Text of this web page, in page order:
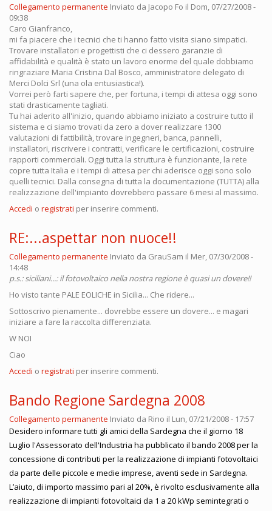
Collegamento permanente Inviato da Jacopo Fo il Dom, 07/27/2008 -
09:38
Caro Gianfranco,
mi fa piacere che i tecnici che ti hanno fatto visita siano simpatici.
Trovare installatori e progettisti che ci dessero garanzie di
affidabilità e qualità è stato un lavoro enorme del quale dobbiamo
ringraziare Maria Cristina Dal Bosco, amministratore delegato di
Merci Dolci Srl (una ola entusiastica!).
Vorrei però farti sapere che, per fortuna, i tempi di attesa oggi sono
stati drasticamente tagliati.
Tu hai aderito all'inizio, quando abbiamo iniziato a costruire tutto il
sistema e ci siamo trovati da zero a dover realizzare 1300
valutazioni di fattibilità, trovare ingegneri, banca, pannelli,
installatori, riscrivere i contratti, verificare le certificazioni, costruire
rapporti commerciali. Oggi tutta la struttura è funzionante, la rete
copre tutta Italia e i tempi di attesa per chi aderisce oggi sono solo
quelli tecnici. Dalla consegna di tutta la documentazione (TUTTA) alla
realizzazione dell'impianto dovrebbero passare 6 mesi al massimo.
Accedi o registrati per inserire commenti.
RE:...aspettar non nuoce!!
Collegamento permanente Inviato da GrauSam il Mer, 07/30/2008 -
14:48
p.s.: siciliani...: il fotovoltaico nella nostra regione è quasi un dovere!!
Ho visto tante PALE EOLICHE in Sicilia... Che ridere...
Sottoscrivo pienamente... dovrebbe essere un dovere... e magari
iniziare a fare la raccolta differenziata.
W NOI
Ciao
Accedi o registrati per inserire commenti.
Bando Regione Sardegna 2008
Collegamento permanente Inviato da Rino il Lun, 07/21/2008 - 17:57
Desidero informare tutti gli amici della Sardegna che il giorno 18
Luglio l'Assessorato dell'Industria ha pubblicato il bando 2008 per la
concessione di contributi per la realizzazione di impianti fotovoltaici
da parte delle piccole e medie imprese, aventi sede in Sardegna.
L’aiuto, di importo massimo pari al 20%, è rivolto esclusivamente alla
realizzazione di impianti fotovoltaici da 1 a 20 kWp semintegrati o